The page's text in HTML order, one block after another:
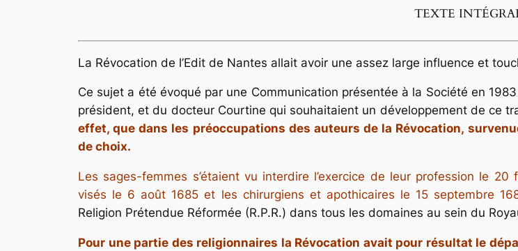
TEXTE
La Révocation de l’Edit de Nantes allait avoir une assez large influence et
Ce sujet a été évoqué par une Communication présentée à la Société en
président, et du docteur Courtine qui souhaitaient un développement de ce
effet, que dans les préoccupations des auteurs de la Révocation,
de choix.
Les sages-femmes s’étaient vu interdire l’exercice de leur profession le
visés le 6 août 1685 et les chirur­giens et apothicaires le 15 septembre
Religion Prétendue Réformée (R.P.R.) dans tous les domaines au sein du
Pour une partie des religionnaires la Révocation avait pour résultat le